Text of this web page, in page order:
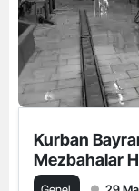
Kurban
Mezbahalar